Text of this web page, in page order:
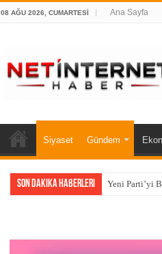
08 AĞU 2026, CUMARTESI Ana Sayfa
Siyaset Gündem
Son Dakika Haberleri Yeni Parti’yi